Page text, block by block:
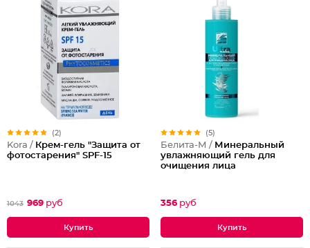
(2)
Kora / Крем-гель "Защита от
фотостарения" SPF-15
1043 969 руб
(5)
Белита-М / Минеральный
увлажняющий гель для
очищения лица
356 руб